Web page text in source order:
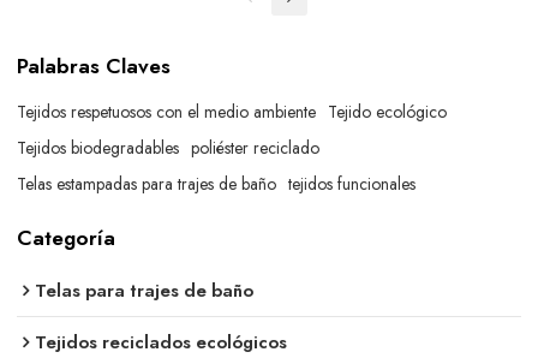
Palabras Claves
Tejidos respetuosos con el medio ambiente Tejido ecológico
Tejidos biodegradables poliéster reciclado
Telas estampadas para trajes de baño tejidos funcionales
Categoría
Telas para trajes de baño
Tejidos reciclados ecológicos